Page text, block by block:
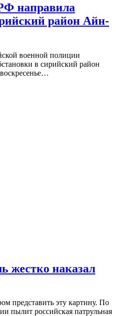
направила
район Айн-
военной полиции
в сирийский район
жестко наказал
представить эту картину. По
пылит российская патрульная